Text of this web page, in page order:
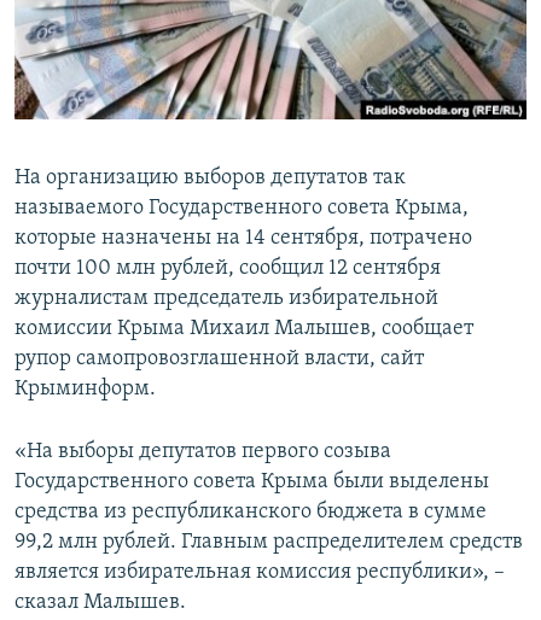
ПОБЕДИТЕЛЕЙ НЕ СУДЯТ?
КРЫМ.НЕПОКОРЕННЫЙ
ELIFBE
ПРИСОЕДИНЯЙТЕСЬ!
Все сайты RFE/RL
На организацию выборов депутатов так
называемого Государственного совета Крыма,
которые назначены на 14 сентября, потрачено
почти 100 млн рублей, сообщил 12 сентября
журналистам председатель избирательной
комиссии Крыма Михаил Малышев, сообщает
рупор самопровозглашенной власти, сайт
Крыминформ.
«На выборы депутатов первого созыва
Государственного совета Крыма были выделены
средства из республиканского бюджета в сумме
99,2 млн рублей. Главным распределителем средств
является избирательная комиссия республики», –
сказал Малышев.